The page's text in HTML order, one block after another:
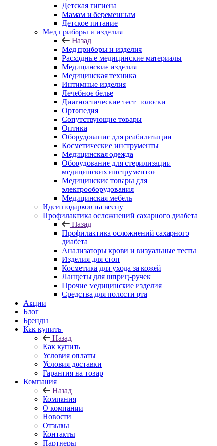
Детская гигиена
Мамам и беременным
Детское питание
Мед приборы и изделия
Назад
Мед приборы и изделия
Расходные медицинские материалы
Медицинские изделия
Медицинская техника
Интимные изделия
Лечебное белье
Диагностические тест-полоски
Ортопедия
Сопутствующие товары
Оптика
Оборудование для реабилитации
Косметические инструменты
Медицинская одежда
Оборудование для стерилизации
медицинских инструментов
Медицинские товары для
электрооборудования
Медицинская мебель
Идеи подарков на весну
Профилактика осложнений сахарного диабета
Назад
Профилактика осложнений сахарного
диабета
Анализаторы крови и визуальные тесты
Изделия для стоп
Косметика для ухода за кожей
Ланцеты для шприц-ручек
Прочие медицинские изделия
Средства для полости рта
Акции
Блог
Бренды
Как купить
Назад
Как купить
Условия оплаты
Условия доставки
Гарантия на товар
Компания
Назад
Компания
О компании
Новости
Отзывы
Контакты
Партнеры